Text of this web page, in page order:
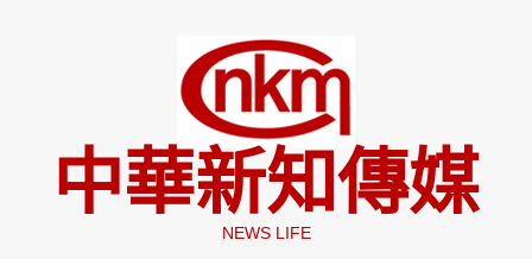
中華新知傳媒
NEWS LIFE